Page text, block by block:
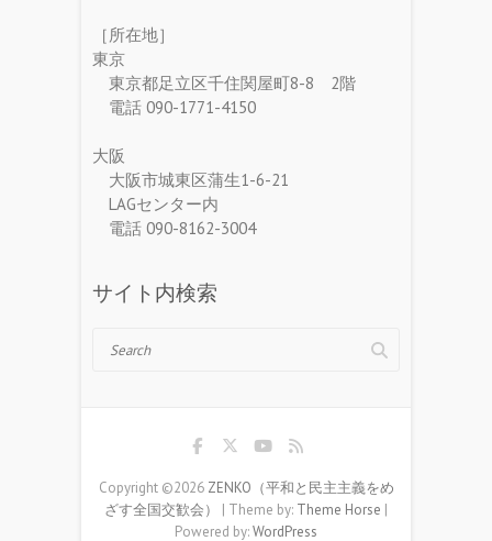
［所在地］
東京
東京都足立区千住関屋町8-8 2階
電話 090-1771-4150
大阪
大阪市城東区蒲生1-6-21
LAGセンター内
電話 090-8162-3004
サイト内検索
Search
Copyright ©2026 ZENKO（平和と民主主義をめ
ざす全国交歓会）
| Theme by: Theme Horse |
Powered by:WordPress